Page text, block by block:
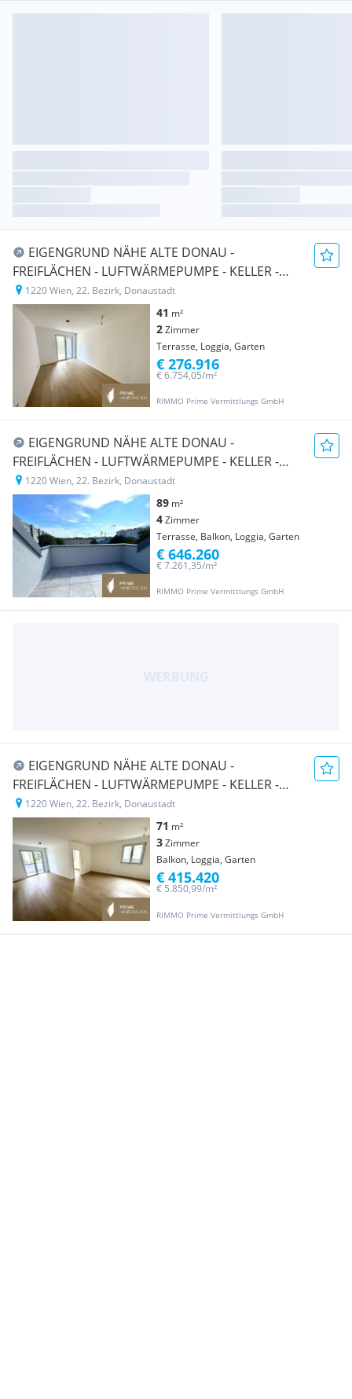
EIGENGRUND NÄHE ALTE DONAU -
FREIFLÄCHEN - LUFTWÄRMEPUMPE - KELLER -
GARAGE - U-BAHN!
1220 Wien, 22. Bezirk, Donaustadt
41 m²
2Zimmer
Terrasse, Loggia, Garten
RIMMO Prime Vermittlungs GmbH
€ 6.754,05/m²
€ 276.916
EIGENGRUND NÄHE ALTE DONAU -
FREIFLÄCHEN - LUFTWÄRMEPUMPE - KELLER -
GARAGE - U-BAHN!
1220 Wien, 22. Bezirk, Donaustadt
89 m²
4Zimmer
Terrasse, Balkon, Loggia, Garten
RIMMO Prime Vermittlungs GmbH
€ 7.261,35/m²
€ 646.260
EIGENGRUND NÄHE ALTE DONAU -
FREIFLÄCHEN - LUFTWÄRMEPUMPE - KELLER -
GARAGE - U-BAHN!
1220 Wien, 22. Bezirk, Donaustadt
71 m²
3Zimmer
Balkon, Loggia, Garten
RIMMO Prime Vermittlungs GmbH
€ 5.850,99/m²
€ 415.420